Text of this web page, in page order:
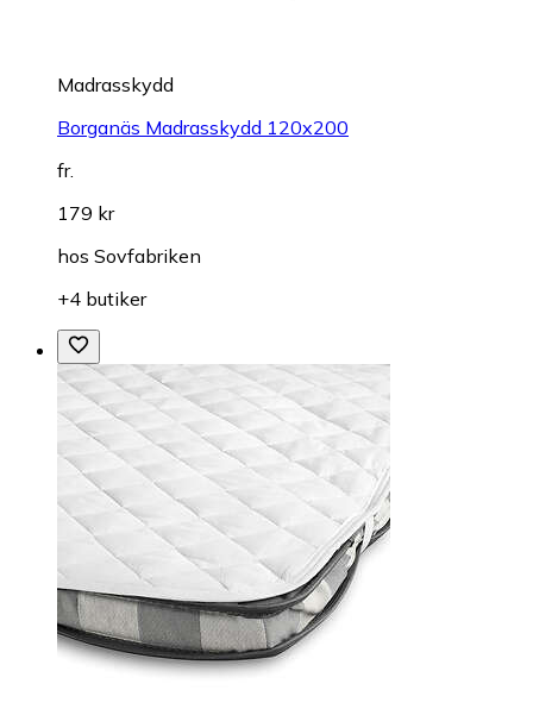
Madrasskydd
Borganäs Madrasskydd 120x200
fr.
179 kr
hos Sovfabriken
+4 butiker